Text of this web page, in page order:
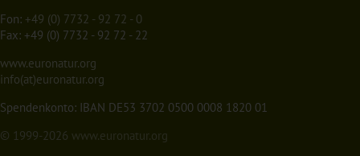
Fon: +49 (0) 7732 - 92 72 - 0
Fax: +49 (0) 7732 - 92 72 - 22
www.euronatur.org
info(at)euronatur.org
Spendenkonto: IBAN DE53 3702 0500 0008 1820 01
© 1999-2026 www.euronatur.org